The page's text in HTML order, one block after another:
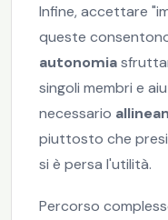
Infine, accettare
queste
autonomia
singoli membri e
necessario
piuttosto che
si è persa l'utilità.
Percorso